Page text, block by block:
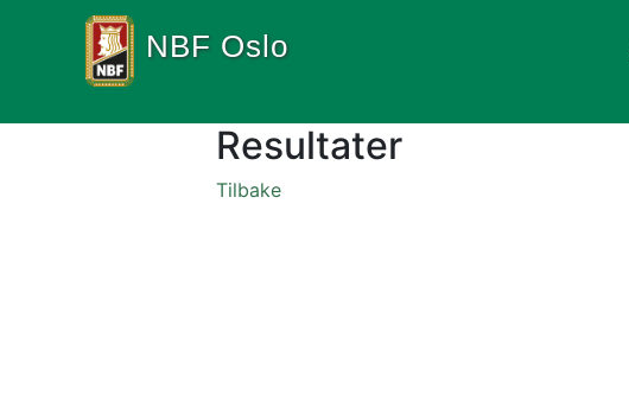
NBF Oslo
Resultater
Tilbake